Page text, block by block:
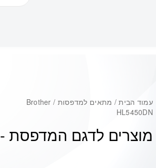
עמוד הבית
/ מתאים למדפסות / Brother
HL5450DN
מוצרים לדגם המדפסת -